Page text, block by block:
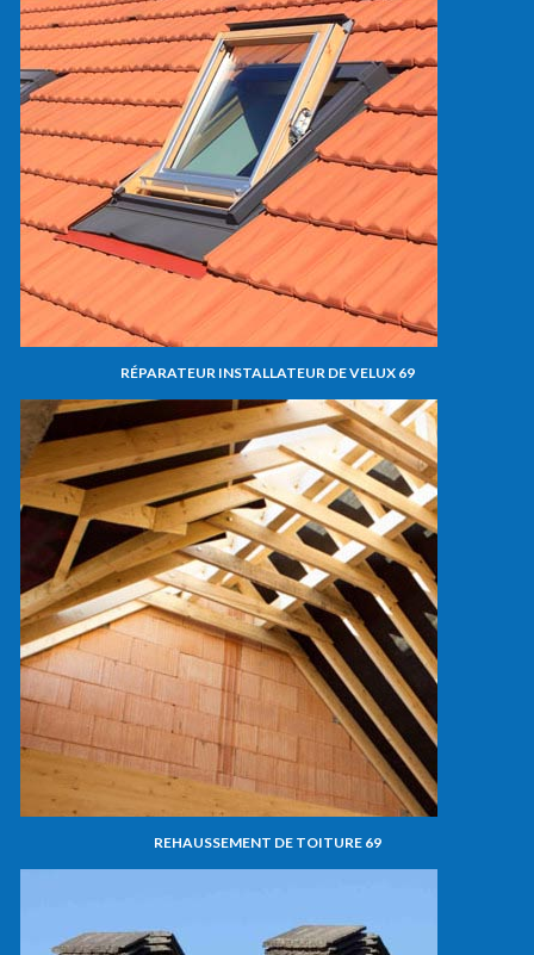
RÉPARATEUR INSTALLATEUR DE VELUX 69
REHAUSSEMENT DE TOITURE 69